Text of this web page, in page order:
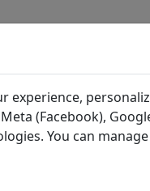
ZUTATEN
beim
(Facebook),
You can